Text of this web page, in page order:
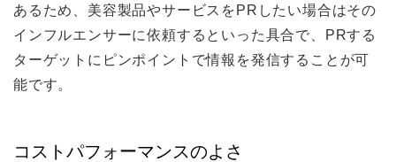
あるため、美容製品やサービスをPRしたい場合はその
インフルエンサーに依頼するといった具合で、PRする
ターゲットにピンポイントで情報を発信することが可
能です。
コストパフォーマンスのよさ